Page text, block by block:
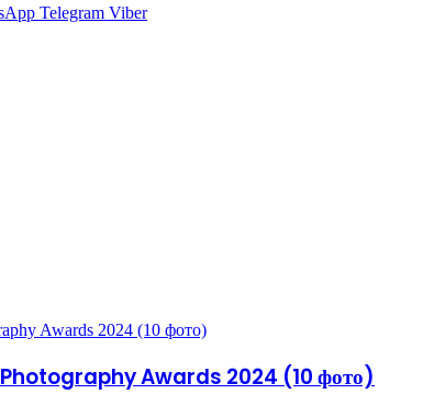
Telegram Viber
Photography Awards 2024 (10 фото)